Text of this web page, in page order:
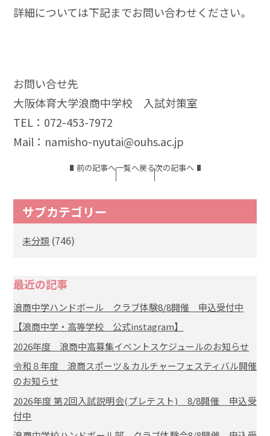
詳細については下記までお問い合わせください。
お問い合せ先
大阪体育大学浪商中学校 入試対策室
TEL：072-453-7972
Mail：namisho-nyutai@ouhs.ac.jp
前の記事へ一覧へ戻る次の記事へ
サブカテゴリー
未分類 (746)
最近の記事
浪商中学ハンドボール クラブ体験8/8開催 申込受付中
【浪商中学・高等学校 公式instagram】
2026年度 浪商中高募集イベントスケジュールのお知らせ
令和８年度 浪商スポーツ＆カルチャーフェスティバル開催
のお知らせ
2026年度 第2回入試説明会(プレテスト) 8/8開催 申込受
付中